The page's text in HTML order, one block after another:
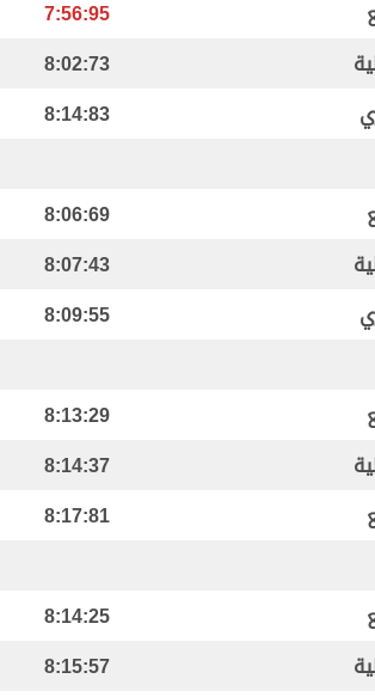
7:56:95
8:02:73
8:14:83
8:06:69
8:07:43
8:09:55
8:13:29
8:14:37
8:17:81
8:14:25
8:15:57